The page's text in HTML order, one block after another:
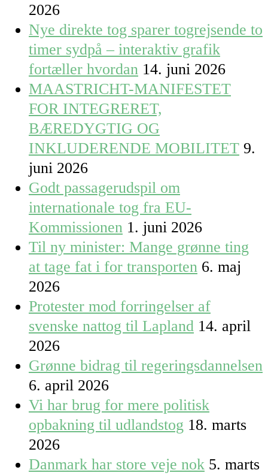
2026
Nye direkte tog sparer togrejsende to
timer sydpå – interaktiv grafik
fortæller hvordan 14. juni 2026
MAASTRICHT-MANIFESTET
FOR INTEGRERET,
BÆREDYGTIG OG
INKLUDERENDE MOBILITET 9.
juni 2026
Godt passagerudspil om
internationale tog fra EU-
Kommissionen 1. juni 2026
Til ny minister: Mange grønne ting
at tage fat i for transporten 6. maj
2026
Protester mod forringelser af
svenske nattog til Lapland 14. april
2026
Grønne bidrag til regeringsdannelsen
6. april 2026
Vi har brug for mere politisk
opbakning til udlandstog 18. marts
2026
Danmark har store veje nok 5. marts